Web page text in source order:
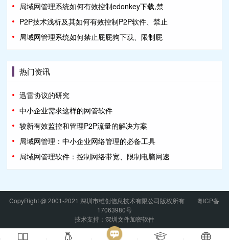
局域网管理系统如何有效控制edonkey下载,禁
P2P技术浅析及其如何有效控制P2P软件、禁止
局域网管理系统如何禁止屁屁狗下载、限制屁
热门资讯
迅雷协议的研究
中小企业需求这样的网管软件
较新有效监控和管理P2P流量的解决方案
局域网管理：中小企业网络管理的必备工具
局域网管理软件：控制网络带宽、限制电脑网速
CopyRight @ 2001-2021 深圳市维创信息技术有限公司版权所有粤ICP备
17063980号
技术支持：深圳文件加密软件